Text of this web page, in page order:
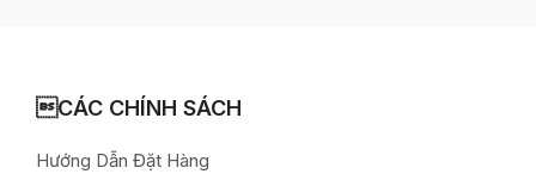
CÁC CHÍNH SÁCH
Hướng Dẫn Đặt Hàng